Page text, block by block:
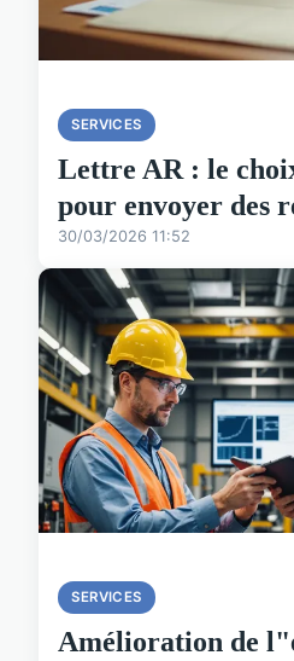
SERVICES
Lettre AR : le
pour envoyer des
30/03/2026 11:52
SERVICES
Amélioration de